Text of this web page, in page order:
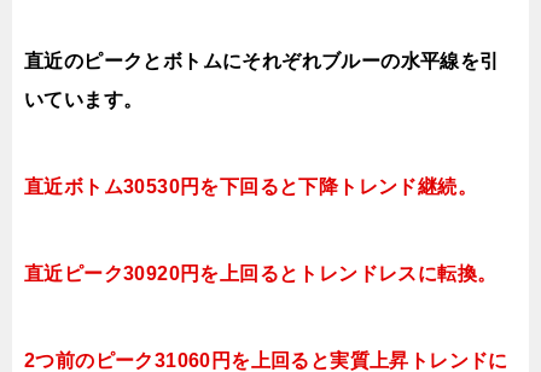
直近のピークとボトムにそれぞれブルーの水平線を引
いています。
直近ボトム30530円を下回ると下降トレンド継続。
直近ピーク30920円を上回るとトレンドレスに転換。
2つ前のピーク31060円を上回ると実質上昇トレンドに